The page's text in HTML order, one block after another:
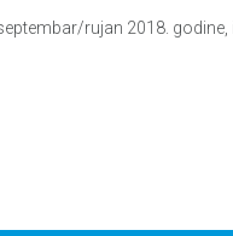
rujan 2018.